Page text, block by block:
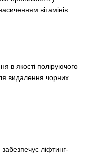
вітамінів
в якості поліруючого
видалення чорних
ліфтинг-